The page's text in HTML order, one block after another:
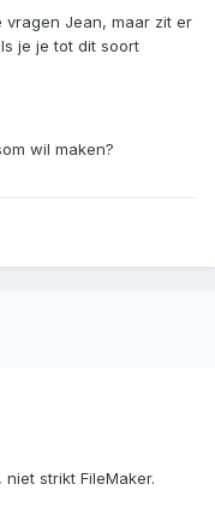
Jean, maar zit er
je je tot dit soort
wil maken?
strikt FileMaker.